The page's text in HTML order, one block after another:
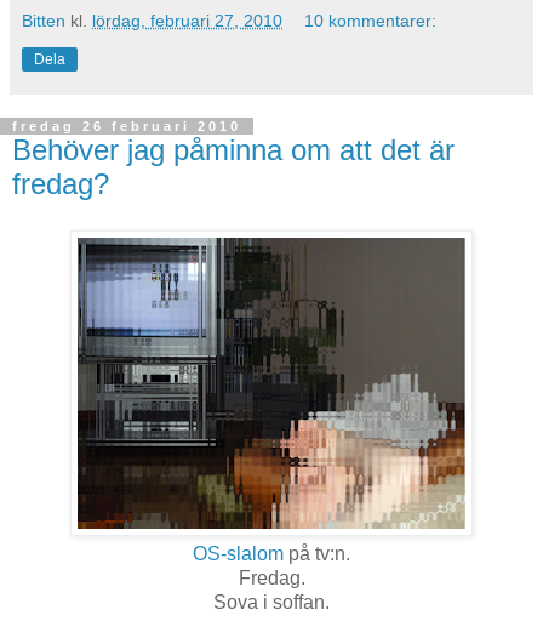
Bitten kl. lördag, februari 27, 2010 10 kommentarer:
Dela
fredag 26 februari 2010
Behöver jag påminna om att det är
fredag?
OS-slalom på tv:n.
Fredag.
Sova i soffan.